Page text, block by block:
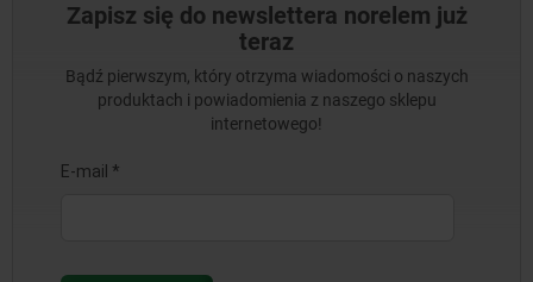
Zapisz się do newslettera norelem już
teraz
Bądź pierwszym, który otrzyma wiadomości o naszych
produktach i powiadomienia z naszego sklepu
internetowego!